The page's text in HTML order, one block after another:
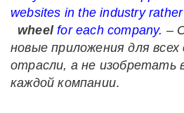
websites in the industry rather
wheel for each company. –
новые приложения для
отрасли, а не изобретать
каждой компании.